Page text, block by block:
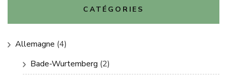
CATÉGORIES
Allemagne (4)
Bade-Wurtemberg (2)